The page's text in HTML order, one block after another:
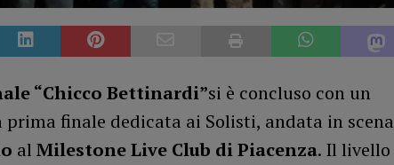
“Chicco Bettinardi”si è concluso con un
finale dedicata ai Solisti, andata in scena
al Milestone Live Club di Piacenza. Il livello